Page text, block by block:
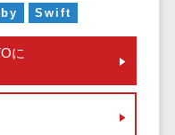
ージ制作>
プリ>
>
トフ
ツー
ー
Swift
に